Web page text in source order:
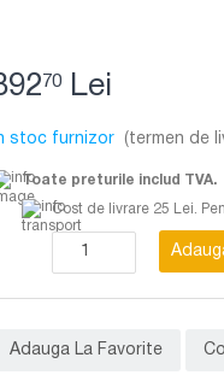
70 Lei
stoc furnizor (termen de
Toate preturile includ TVA.
Cost de livrare 25 Lei.
Adauga La Favorite